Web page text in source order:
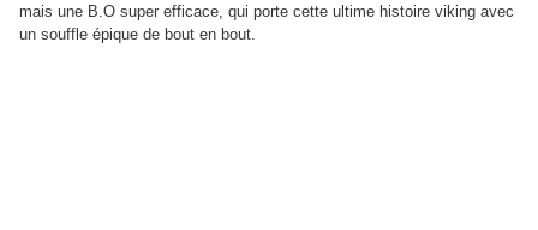
mais une B.O super efficace, qui porte cette ultime histoire viking avec
un souffle épique de bout en bout.